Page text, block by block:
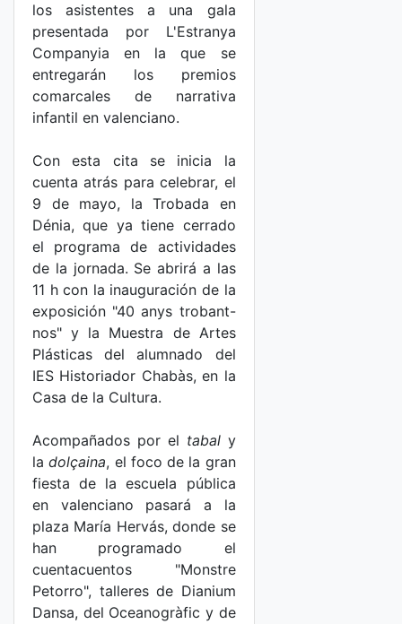
los asistentes a una gala
presentada por L'Estranya
Companyia en la que se
entregarán los premios
comarcales de narrativa
infantil en valenciano.
Con esta cita se inicia la
cuenta atrás para celebrar, el
9 de mayo, la Trobada en
Dénia, que ya tiene cerrado
el programa de actividades
de la jornada. Se abrirá a las
11 h con la inauguración de la
exposición "40 anys trobant-
nos" y la Muestra de Artes
Plásticas del alumnado del
IES Historiador Chabàs, en la
Casa de la Cultura.
Acompañados por el tabaly
ladolçaina, el foco de la gran
fiesta de la escuela pública
en valenciano pasará a la
plaza María Hervás, donde se
han programado el
cuentacuentos "Monstre
Petorro", talleres de Dianium
Dansa, del Oceanogràfic y de